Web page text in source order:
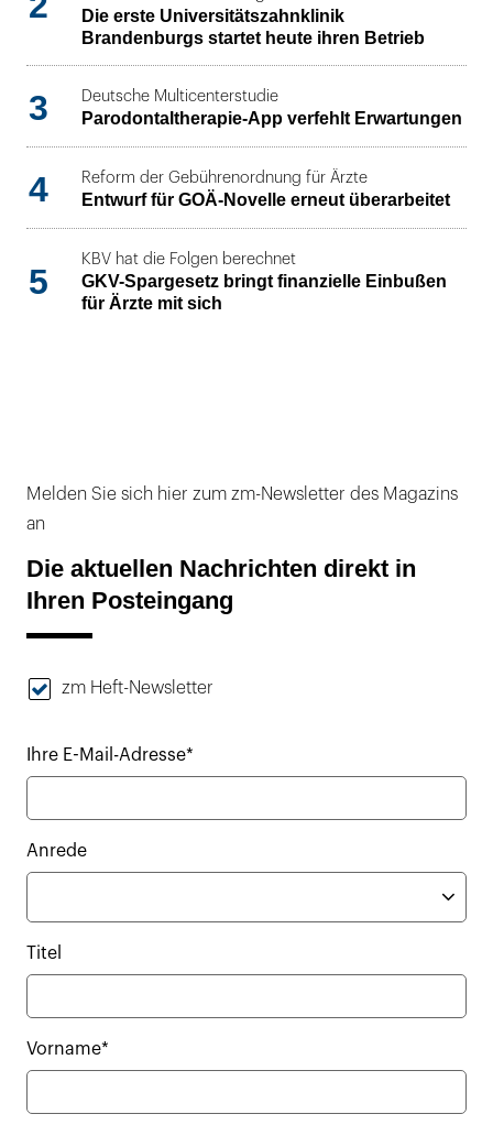
Die erste Universitätszahnklinik
Brandenburgs startet heute ihren Betrieb
3 Deutsche Multicenterstudie
Parodontaltherapie-App verfehlt Erwartungen
4 Reform der Gebührenordnung für Ärzte
Entwurf für GOÄ-Novelle erneut überarbeitet
5
KBV hat die Folgen berechnet
GKV-Spargesetz bringt finanzielle Einbußen
für Ärzte mit sich
Melden Sie sich hier zum zm-Newsletter des Magazins
an
Die aktuellen Nachrichten direkt in
Ihren Posteingang
zm Heft-Newsletter
Ihre E-Mail-Adresse*
Anrede
Titel
Vorname*